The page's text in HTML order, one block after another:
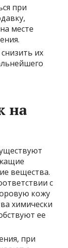
при
месте
их
на
вещества.
с
кожу
химически
ее
при